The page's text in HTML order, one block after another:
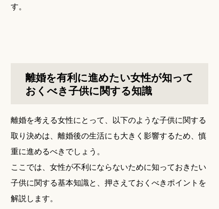
す。
離婚を有利に進めたい女性が知って
おくべき子供に関する知識
離婚を考える女性にとって、以下のような子供に関する
取り決めは、離婚後の生活にも大きく影響するため、慎
重に進めるべきでしょう。
ここでは、女性が不利にならないために知っておきたい
子供に関する基本知識と、押さえておくべきポイントを
解説します。